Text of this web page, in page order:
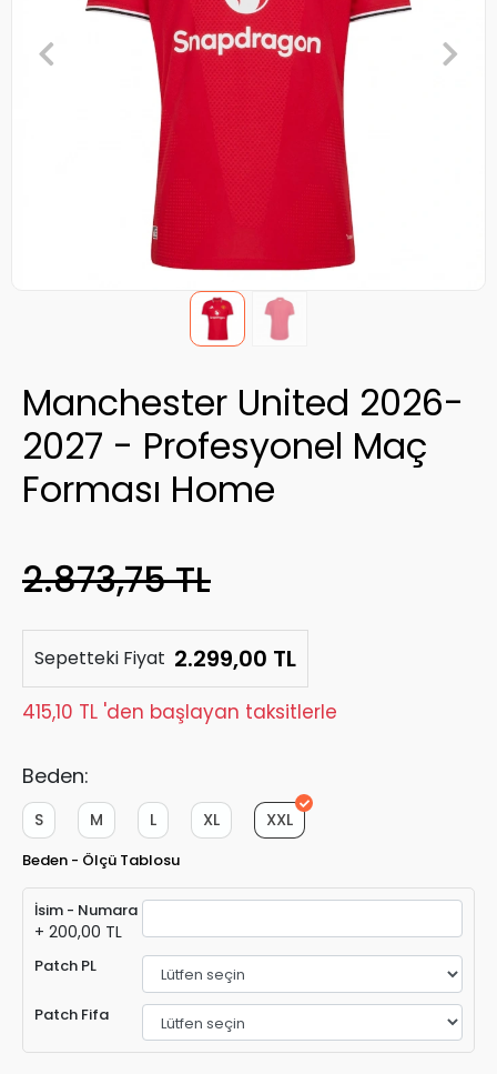
Manchester United 2026-
2027 - Profesyonel Maç
Forması Home
2.873,75 TL
Sepetteki Fiyat 2.299,00 TL
415,10 TL 'den başlayan taksitlerle
Beden:
XXL
XL
L
M
S
Beden - Ölçü Tablosu
İsim - Numara
+ 200,00 TL
Patch PL
Patch Fifa